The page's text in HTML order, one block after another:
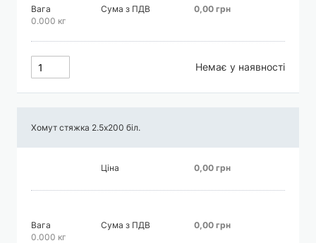
Вага
0.000 кг
Сума з ПДВ 0,00 грн
Немає у наявності
Хомут стяжка 2.5х200 біл.
Ціна 0,00 грн
Вага
0.000 кг
Сума з ПДВ 0,00 грн